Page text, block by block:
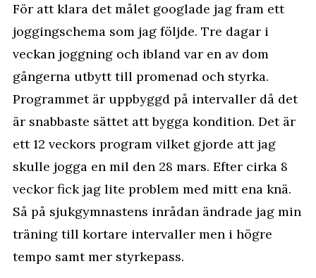
För att klara det målet googlade jag fram ett
joggingschema som jag följde. Tre dagar i
veckan joggning och ibland var en av dom
gångerna utbytt till promenad och styrka.
Programmet är uppbyggd på intervaller då det
är snabbaste sättet att bygga kondition. Det är
ett 12 veckors program vilket gjorde att jag
skulle jogga en mil den 28 mars. Efter cirka 8
veckor fick jag lite problem med mitt ena knä.
Så på sjukgymnastens inrådan ändrade jag min
träning till kortare intervaller men i högre
tempo samt mer styrkepass.